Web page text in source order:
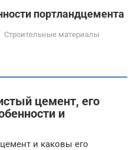
портландцемента
Строительные материалы
цемент, его
и
и каковы его